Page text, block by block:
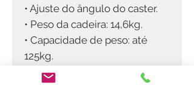
• Ajuste do ângulo do caster.
• Peso da cadeira: 14,6kg.
• Capacidade de peso: até
125kg.